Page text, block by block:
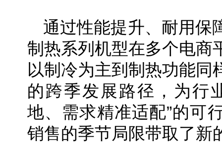
通过性能提升、耐用保
制热系列机型在多个电商
以制冷为主到制热功能同
的跨季发展路径，为行
地、需求精准适配”的可
销售的季节局限带取了新